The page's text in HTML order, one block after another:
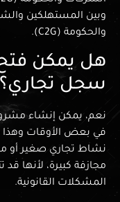
والحكومة (C2G).
هل يمكن فتح
سجل تجاري؟
نعم، يمكن إنشاء
في بعض الأوقات وهذا
نشاط تجاري صغير أو
مجازفة كبيرة، لأنها
المشكلات القانونية.